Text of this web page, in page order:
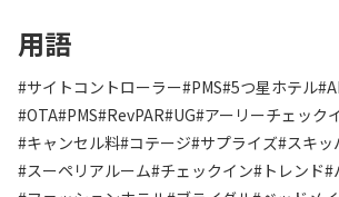
用語
#サイトコントローラー#PMS#5つ星ホテル
#OTA#PMS#RevPAR#UG#アーリーチェック
#キャンセル料#コテージ#サプライズ#スキッ
#スーペリアルーム#チェックイン#トレンド#